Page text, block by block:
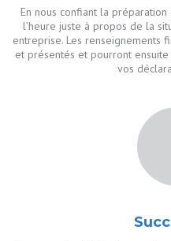
En nous confiant la
l’heure juste à propos de la
entreprise. Les renseignements
et présentés et pourront
vos